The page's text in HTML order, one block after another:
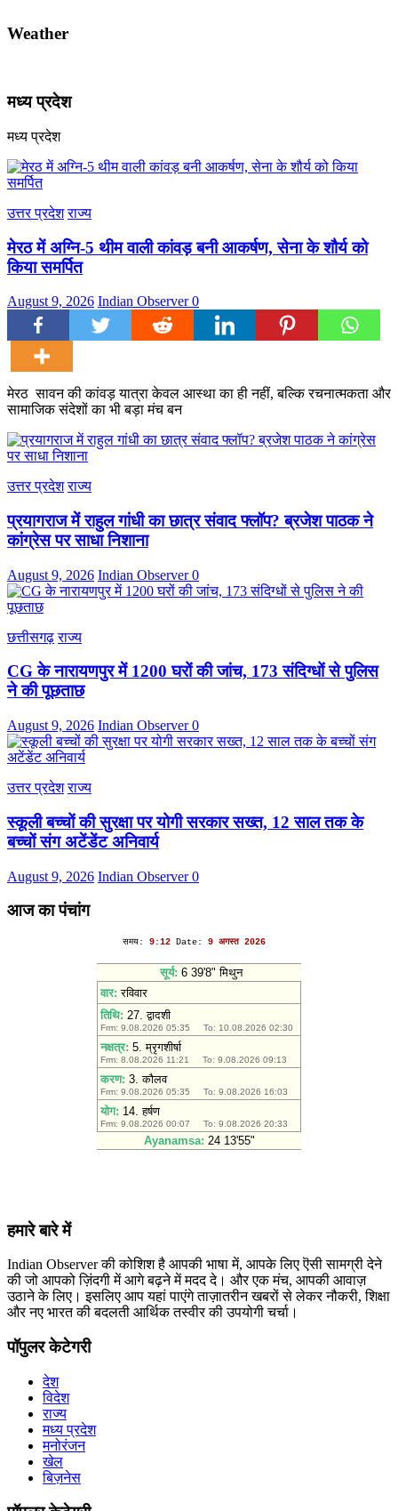
Weather
मध्य प्रदेश
मध्य प्रदेश
उत्तर प्रदेश राज्य
मेरठ में अग्नि-5 थीम वाली कांवड़ बनी आकर्षण, सेना के शौर्य को
किया समर्पित
August 9, 2026 Indian Observer0
मेरठ सावन की कांवड़ यात्रा केवल आस्था का ही नहीं, बल्कि रचनात्मकता और
सामाजिक संदेशों का भी बड़ा मंच बन
उत्तर प्रदेश राज्य
प्रयागराज में राहुल गांधी का छात्र संवाद फ्लॉप? ब्रजेश पाठक ने
कांग्रेस पर साधा निशाना
August 9, 2026 Indian Observer0
छत्तीसगढ़ राज्य
CG के नारायणपुर में 1200 घरों की जांच, 173 संदिग्धों से पुलिस
ने की पूछताछ
August 9, 2026 Indian Observer0
उत्तर प्रदेश राज्य
स्कूली बच्चों की सुरक्षा पर योगी सरकार सख्त, 12 साल तक के
बच्चों संग अटेंडेंट अनिवार्य
August 9, 2026 Indian Observer0
आज का पंचांग
हमारे बारे में
Indian Observer की कोशिश है आपकी भाषा में, आपके लिए ऎसी सामग्री देने
की जो आपको ज़िंदगी में आगे बढ़ने में मदद दे। और एक मंच, आपकी आवाज़
उठाने के लिए। इसलिए आप यहां पाएंगे ताज़ातरीन खबरों से लेकर नौकरी, शिक्षा
और नए भारत की बदलती आर्थिक तस्वीर की उपयोगी चर्चा।
पॉपुलर केटेगरी
देश
विदेश
राज्य
मध्य प्रदेश
मनोरंजन
खेल
बिज़नेस